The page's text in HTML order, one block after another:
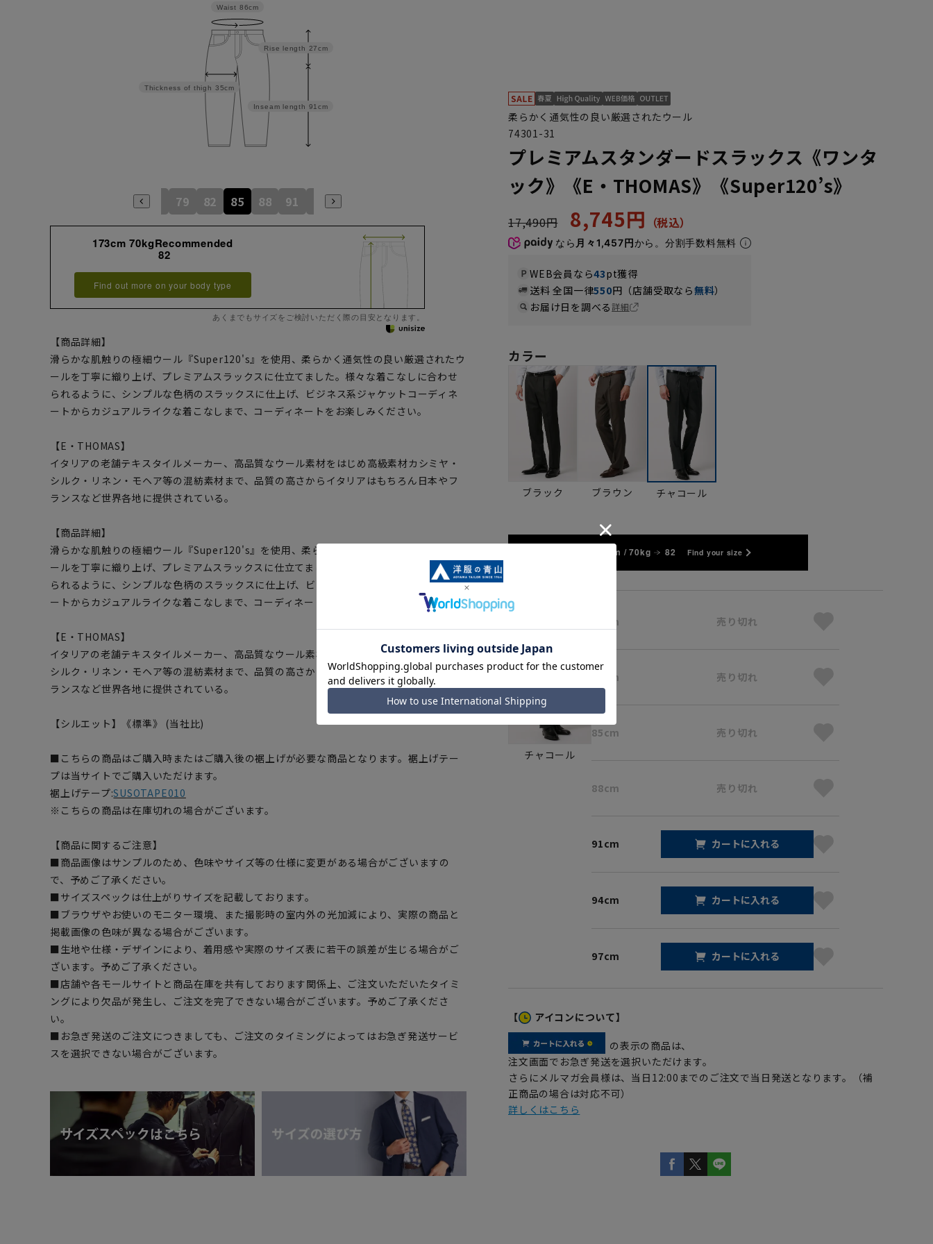
Inseam length 91cm
Rise length 27cm
Thickness of thigh 35cm
Waist 86cm
73 76 79 82 85 88 91 94 97
173cm 70kgRecommended
82
Find out more on your body type
あくまでもサイズをご検討いただく際の目安となります。
【商品詳細】
滑らかな肌触りの極細ウール『Super120's』を使用、柔らかく通気性の良い厳選されたウ
ールを丁寧に織り上げ、プレミアムスラックスに仕立てました。様々な着こなしに合わせ
られるように、シンプルな色柄のスラックスに仕上げ、ビジネス系ジャケットコーディネ
ートからカジュアルライクな着こなしまで、コーディネートをお楽しみください。
【E・THOMAS】
イタリアの老舗テキスタイルメーカー、高品質なウール素材をはじめ高級素材カシミヤ・
シルク・リネン・モヘア等の混紡素材まで、品質の高さからイタリアはもちろん日本やフ
ランスなど世界各地に提供されている。
【商品詳細】
滑らかな肌触りの極細ウール『Super120's』を使用、柔らかく通気性の良い厳選されたウ
ールを丁寧に織り上げ、プレミアムスラックスに仕立てました。様々な着こなしに合わせ
られるように、シンプルな色柄のスラックスに仕上げ、ビジネス系ジャケットコーディネ
ートからカジュアルライクな着こなしまで、コーディネートをお楽しみください。
【E・THOMAS】
イタリアの老舗テキスタイルメーカー、高品質なウール素材をはじめ高級素材カシミヤ・
シルク・リネン・モヘア等の混紡素材まで、品質の高さからイタリアはもちろん日本やフ
ランスなど世界各地に提供されている。
【シルエット】《標準》 (当社比)
■こちらの商品はご購入時またはご購入後の裾上げが必要な商品となります。裾上げテー
プは当サイトでご購入いただけます。
裾上げテープ:SUSOTAPE010
※こちらの商品は在庫切れの場合がございます。
【商品に関するご注意】
■商品画像はサンプルのため、色味やサイズ等の仕様に変更がある場合がございますの
で、予めご了承ください。
■サイズスペックは仕上がりサイズを記載しております。
■ブラウザやお使いのモニター環境、また撮影時の室内外の光加減により、実際の商品と
掲載画像の色味が異なる場合がございます。
■生地や仕様・デザインにより、着用感や実際のサイズ表に若干の誤差が生じる場合がご
ざいます。予めご了承ください。
■店舗や各モールサイトと商品在庫を共有しております関係上、ご注文いただいたタイミ
ングにより欠品が発生し、ご注文を完了できない場合がございます。予めご了承くださ
い。
■お急ぎ発送のご注文につきましても、ご注文のタイミングによってはお急ぎ発送サービ
スを選択できない場合がございます。
柔らかく通気性の良い厳選されたウール
74301-31
プレミアムスタンダードスラックス《ワンタ
ック》《E・THOMAS》《Super120’s》
17,490円 8,745円
なら 月々1,457円から。分割手数料無料
WEB会員なら43pt獲得
送料 全国一律550円（店舗受取なら無料）
お届け日を調べる詳細
カラー
ブラック ブラウン チャコール
173cm / 70kg 82 Find your size
チャコール
79cm 売り切れ
82cm 売り切れ
85cm 売り切れ
88cm 売り切れ
91cm カートに入れる
94cm カートに入れる
97cm カートに入れる
【 アイコンについて】
の表示の商品は、
注文画面でお急ぎ発送を選択いただけます。
さらにメルマガ会員様は、当日12:00までのご注文で当日発送となります。（補
正商品の場合は対応不可）
詳しくはこちら